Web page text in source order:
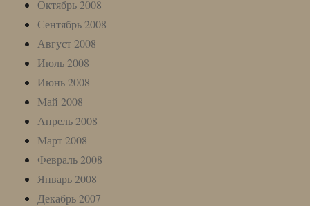
Октябрь 2008
Сентябрь 2008
Август 2008
Июль 2008
Июнь 2008
Май 2008
Апрель 2008
Март 2008
Февраль 2008
Январь 2008
Декабрь 2007